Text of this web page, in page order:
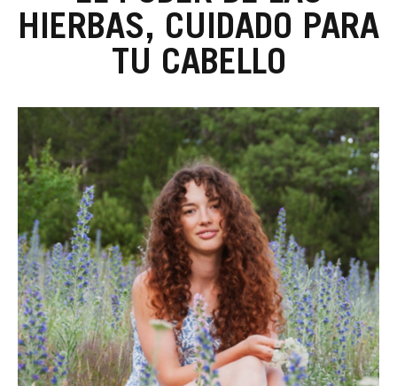
HIERBAS, CUIDADO PARA
TU CABELLO